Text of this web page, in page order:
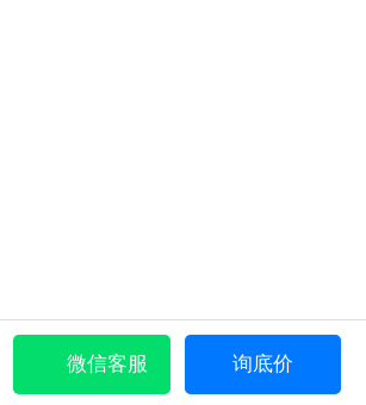
微信客服 询底价